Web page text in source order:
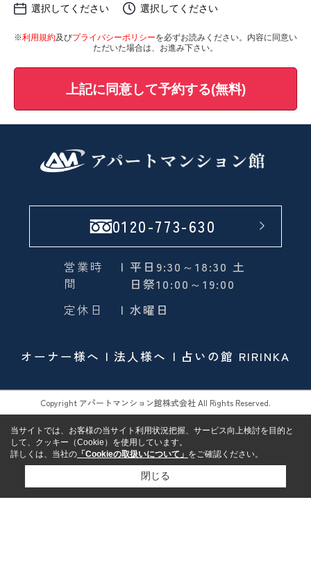
選択してください
選択してください
※利用規約及びプライバシーポリシーを必ずお読みください。内容に同意い
ただいた場合は、お進み下さい。
上記に同意して予約する(無料)
0120-773-630
営業時
間
| 平日9:30～18:30 土
日祭10:00～19:00
定休日
| 水曜日
オーナー様へ 法人様へ 占いの館 RIRINKA
Copyright アパートマンション館株式会社 All Rights Reserved.
当サイトでは、お客様の当サイト利用状況把握、サービス向上検討を目的と
して、クッキー（Cookie）を使用しています。
詳しくは、当社の 「Cookieの取扱いについて」 をご確認ください。
閉じる